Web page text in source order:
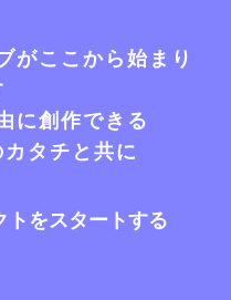
がここから始まり
に創作できる
タチと共に
をスタートする